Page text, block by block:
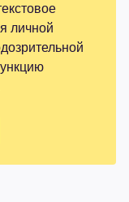
личной